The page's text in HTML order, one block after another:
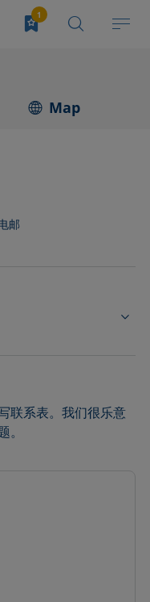
Map
邮
联系表。我们很乐意